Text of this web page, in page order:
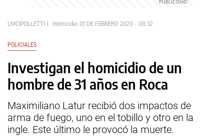
LMCIPOLLETTI Homicidio 01 DE FEBRERO 2020 - 08:32
POLICIALES
Investigan el homicidio de un
hombre de 31 años en Roca
Maximiliano Latur recibió dos impactos de
arma de fuego, uno en el tobillo y otro en la
ingle. Este último le provocó la muerte.